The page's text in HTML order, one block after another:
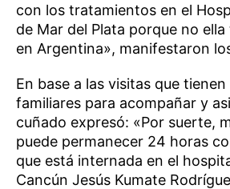
con los tratamientos en el
de Mar del Plata porque no
en Argentina», manifestaron
En base a las visitas que
familiares para acompañar y
cuñado expresó: «Por suerte,
puede permanecer 24 horas
que está internada en el
Cancún Jesús Kumate